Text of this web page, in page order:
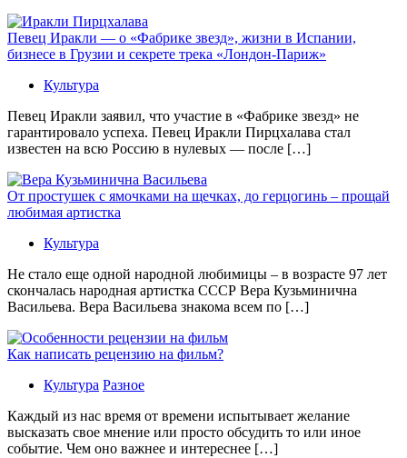
Певец Иракли — о «Фабрике звезд», жизни в Испании,
бизнесе в Грузии и секрете трека «Лондон-Париж»
Культура
Певец Иракли заявил, что участие в «Фабрике звезд» не
гарантировало успеха. Певец Иракли Пирцхалава стал
известен на всю Россию в нулевых — после […]
От простушек с ямочками на щечках, до герцогинь – прощай
любимая артистка
Культура
Не стало еще одной народной любимицы – в возрасте 97 лет
скончалась народная артистка СССР Вера Кузьминична
Васильева. Вера Васильева знакома всем по […]
Как написать рецензию на фильм?
Культура Разное
Каждый из нас время от времени испытывает желание
высказать свое мнение или просто обсудить то или иное
событие. Чем оно важнее и интереснее […]